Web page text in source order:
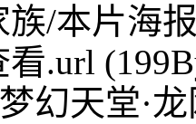
族/本片海
看.url
梦幻天堂·